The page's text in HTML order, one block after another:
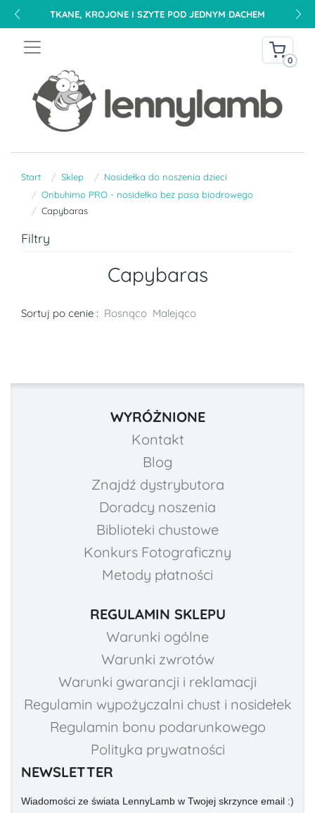
TKANE, KROJONE I SZYTE POD JEDNYM DACHEM
0
Start Sklep
Nosidełka do noszenia dzieci
Onbuhimo PRO - nosidełko bez pasa biodrowego
Capybaras
Filtry
Capybaras
Sortuj po cenie : Rosnąco Malejąco
WYRÓŻNIONE
Kontakt
Blog
Znajdź dystrybutora
Doradcy noszenia
Biblioteki chustowe
Konkurs Fotograficzny
Metody płatności
REGULAMIN SKLEPU
Warunki ogólne
Warunki zwrotów
Warunki gwarancji i reklamacji
Regulamin wypożyczalni chust i nosidełek
Regulamin bonu podarunkowego
Polityka prywatności
NEWSLETTER
Wiadomości ze świata LennyLamb w Twojej skrzynce email :)